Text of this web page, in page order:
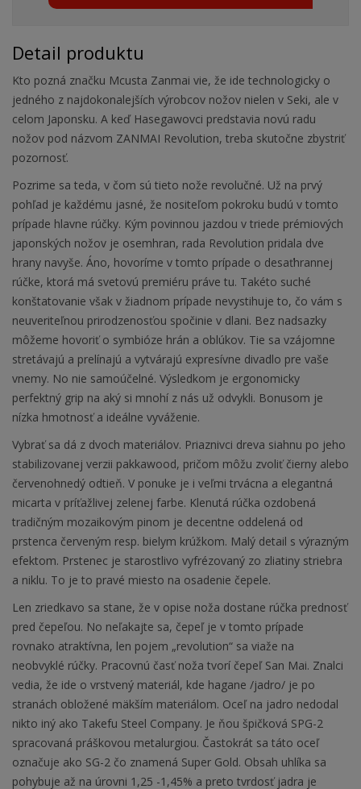
Detail produktu
Kto pozná značku Mcusta Zanmai vie, že ide technologicky o
jedného z najdokonalejších výrobcov nožov nielen v Seki, ale v
celom Japonsku. A keď Hasegawovci predstavia novú radu
nožov pod názvom ZANMAI Revolution, treba skutočne zbystriť
pozornosť.
Pozrime sa teda, v čom sú tieto nože revolučné. Už na prvý
pohľad je každému jasné, že nositeľom pokroku budú v tomto
prípade hlavne rúčky. Kým povinnou jazdou v triede prémiových
japonských nožov je osemhran, rada Revolution pridala dve
hrany navyše. Áno, hovoríme v tomto prípade o desaťhrannej
rúčke, ktorá má svetovú premiéru práve tu. Takéto suché
konštatovanie však v žiadnom prípade nevystihuje to, čo vám s
neuveriteľnou prirodzenosťou spočinie v dlani. Bez nadsazky
môžeme hovoriť o symbióze hrán a oblúkov. Tie sa vzájomne
stretávajú a prelínajú a vytvárajú expresívne divadlo pre vaše
vnemy. No nie samoúčelné. Výsledkom je ergonomicky
perfektný grip na aký si mnohí z nás už odvykli. Bonusom je
nízka hmotnosť a ideálne vyváženie.
Vybrať sa dá z dvoch materiálov. Priaznivci dreva siahnu po jeho
stabilizovanej verzii pakkawood, pričom môžu zvoliť čierny alebo
červenohnedý odtieň. V ponuke je i veľmi trvácna a elegantná
micarta v príťažlivej zelenej farbe. Klenutá rúčka ozdobená
tradičným mozaikovým pinom je decentne oddelená od
prstenca červeným resp. bielym krúžkom. Malý detail s výrazným
efektom. Prstenec je starostlivo vyfrézovaný zo zliatiny striebra
a niklu. To je to pravé miesto na osadenie čepele.
Len zriedkavo sa stane, že v opise noža dostane rúčka prednosť
pred čepeľou. No neľakajte sa, čepeľ je v tomto prípade
rovnako atraktívna, len pojem „revolution“ sa viaže na
neobvyklé rúčky. Pracovnú časť noža tvorí čepeľ San Mai. Znalci
vedia, že ide o vrstvený materiál, kde hagane /jadro/ je po
stranách obložené mäkším materiálom. Oceľ na jadro nedodal
nikto iný ako Takefu Steel Company. Je ňou špičková SPG-2
spracovaná práškovou metalurgiou. Častokrát sa táto oceľ
označuje ako SG-2 čo znamená Super Gold. Obsah uhlíka sa
pohybuje až na úrovni 1,25 -1,45% a preto tvrdosť jadra je